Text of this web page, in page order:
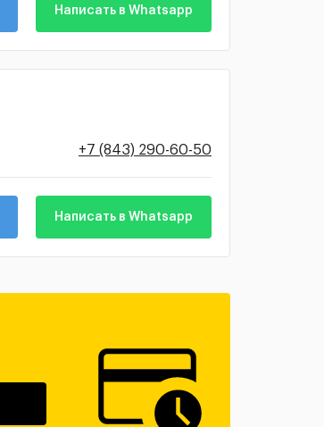
Написать в Whatsapp
+7 (843) 290-60-50
Написать в Whatsapp